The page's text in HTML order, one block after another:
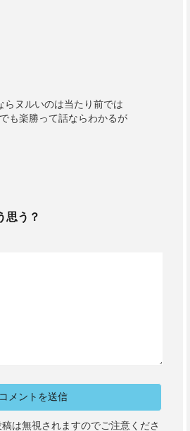
らヌルいのは当たり前では
も楽勝って話ならわかるが
思う？
は無視されますのでご注意くださ